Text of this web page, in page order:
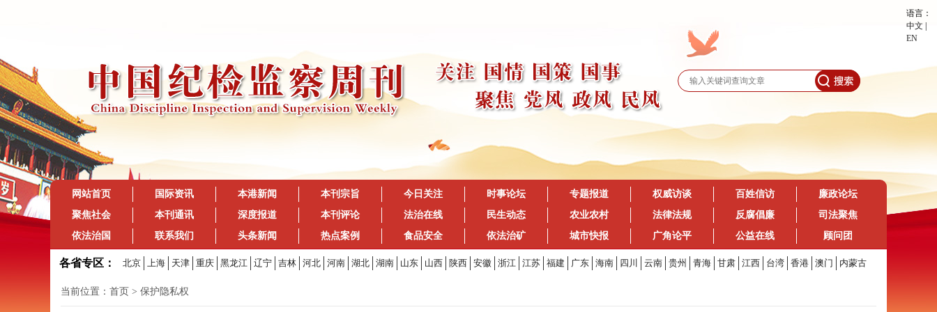
语言：
中文
EN
网站首页 国际资讯 本港新闻 本刊宗旨 今日关注 时事论坛 专题报道 权威访谈 百姓信访
廉政论坛
聚焦社会
本刊通讯 深度报道 本刊评论 法治在线 民生动态 农业农村 法律法规 反腐倡廉
司法聚焦
依法治国
联系我们 头条新闻 热点案例 食品安全 依法治矿 城市快报 广角论平 公益在线 顾问团
各省专区： 北京 上海 天津 重庆 黑龙江 辽宁 吉林 河北 河南 湖北 湖南 山东 山西 陕西 安徽 浙江 江苏 福建 广东 海南 四川 云南 贵州 青海 甘肃 江西 台湾 香港 澳门 内蒙古
当前位置： 首页 > 保护隐私权